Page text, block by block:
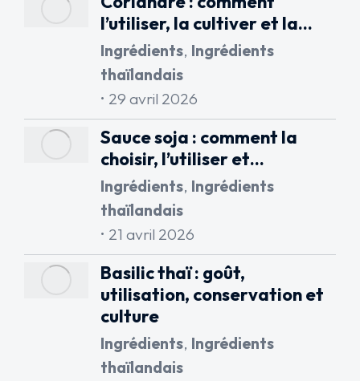
l’utiliser, la cultiver et la…
Ingrédients, Ingrédients
thaïlandais
29 avril 2026
Sauce soja : comment la
choisir, l’utiliser et…
Ingrédients, Ingrédients
thaïlandais
21 avril 2026
Basilic thaï : goût,
utilisation, conservation et
culture
Ingrédients, Ingrédients
thaïlandais